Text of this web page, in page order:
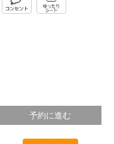
予約に進む